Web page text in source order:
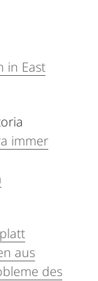
in East
immer
aus
des